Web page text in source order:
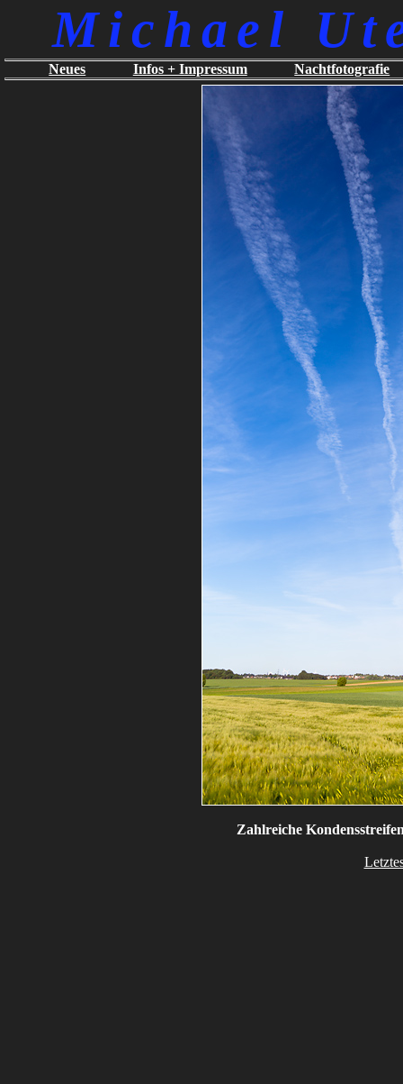
Michael
Neues Infos + Impressum Nachtfotografie
Zahlreiche